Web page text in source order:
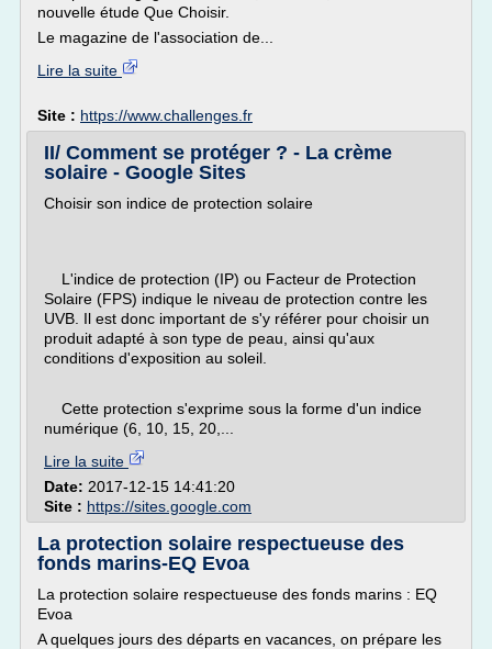
nouvelle étude Que Choisir.
Le magazine de l'association de...
Lire la suite
Site : https://www.challenges.fr
II/ Comment se protéger ? - La crème
solaire - Google Sites
Choisir son indice de protection solaire
L'indice de protection (IP) ou Facteur de Protection
Solaire (FPS) indique le niveau de protection contre les
UVB. Il est donc important de s'y référer pour choisir un
produit adapté à son type de peau, ainsi qu'aux
conditions d'exposition au soleil.
Cette protection s'exprime sous la forme d'un indice
numérique (6, 10, 15, 20,...
Lire la suite
Date: 2017-12-15 14:41:20
Site : https://sites.google.com
La protection solaire respectueuse des
fonds marins-EQ Evoa
La protection solaire respectueuse des fonds marins : EQ
Evoa
A quelques jours des départs en vacances, on prépare les